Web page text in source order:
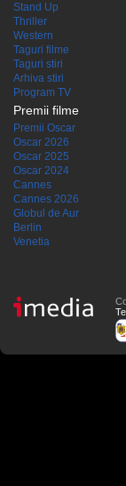
Stand Up
Thriller
Western
Taguri filme
Taguri stiri
Arhiva stiri
Program TV
Premii filme
Premii Oscar
Oscar 2026
Oscar 2025
Oscar 2024
Cannes
Cannes 2026
Globul de Aur
Berlin
Venetia